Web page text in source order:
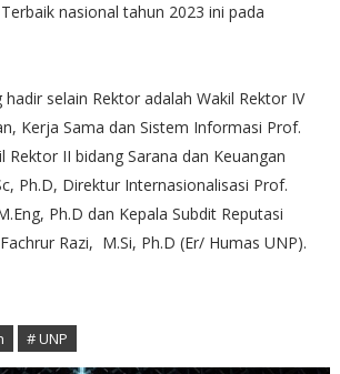
nasional tahun 2023 ini pada
hadir selain Rektor adalah Wakil Rektor IV
Kerja Sama dan Sistem Informasi Prof.
Rektor II bidang Sarana dan Keuangan
Ph.D, Direktur Internasionalisasi Prof.
Ph.D dan Kepala Subdit Reputasi
Razi, M.Si, Ph.D (Er/ Humas UNP).
# UNP